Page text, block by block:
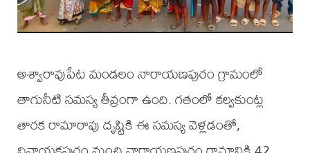
అశ్వారావుపేట మండలం నారాయణపురం గ్రామంలో
తాగునీటి సమస్య తీవ్రంగా ఉంది. గతంలో కల్వకుంట్ల
తారక రామారావు దృష్టికి ఈ సమస్య వెళ్లడంతో,